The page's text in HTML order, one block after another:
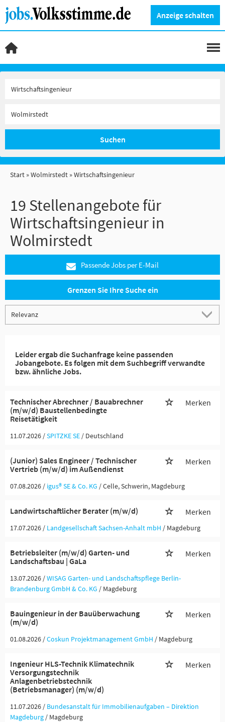
Anzeige schalten
Suchen
Start Wolmirstedt Wirtschaftsingenieur
19 Stellenangebote für
Wirtschaftsingenieur in
Wolmirstedt
Passende Jobs per E-Mail
Grenzen Sie Ihre Suche ein
Leider ergab die Suchanfrage keine passenden
Jobangebote. Es folgen mit dem Suchbegriff verwandte
bzw. ähnliche Jobs.
Technischer Abrechner / Bauabrechner
(m/w/d) Baustellenbedingte
Reisetätigkeit
Merken
11.07.2026 /SPITZKE SE / Deutschland
(Junior) Sales Engineer / Technischer
Vertrieb (m/w/d) im Außendienst
Merken
07.08.2026 / igus® SE & Co. KG / Celle, Schwerin, Magdeburg
Landwirtschaftlicher Berater (m/w/d) Merken
17.07.2026 / Landgesellschaft Sachsen-Anhalt mbH / Magdeburg
Betriebsleiter (m/w/d) Garten- und
Landschaftsbau | GaLa
Merken
13.07.2026 /WISAG Garten- und Landschaftspflege Berlin-
Brandenburg GmbH & Co. KG / Magdeburg
Bauingenieur in der Bauüberwachung
(m/w/d)
Merken
01.08.2026 /Coskun Projektmanagement GmbH / Magdeburg
Ingenieur HLS-Technik Klimatechnik
Versorgungstechnik
Anlagenbetriebstechnik
(Betriebsmanager) (m/w/d)
Merken
11.07.2026 / Bundesanstalt für Immobilienaufgaben – Direktion
Magdeburg / Magdeburg